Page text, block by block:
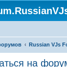
Russian VJs
на